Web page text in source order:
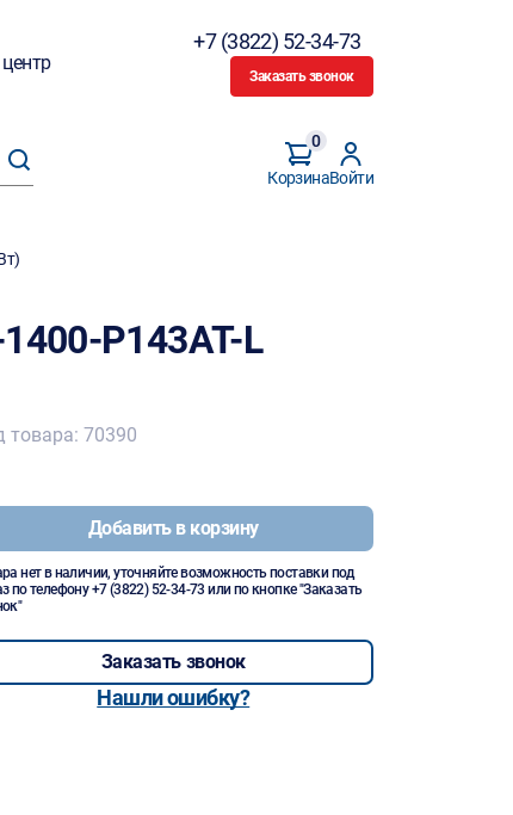
+7 (3822) 52-34-73
Заказать звонок
Корзина
0
Войти
P143AT-L
товара: 70390
Добавить в корзину
нет в наличии, уточняйте возможность поставки под
по телефону+7 (3822) 52-34-73 или по кнопке "Заказать
Заказать звонок
Нашли ошибку?